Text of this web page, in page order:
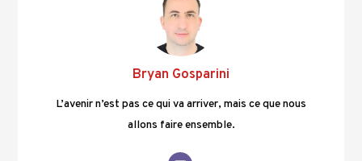
Bryan Gosparini
L’avenir n’est pas ce qui va arriver, mais ce que nous
allons faire ensemble.